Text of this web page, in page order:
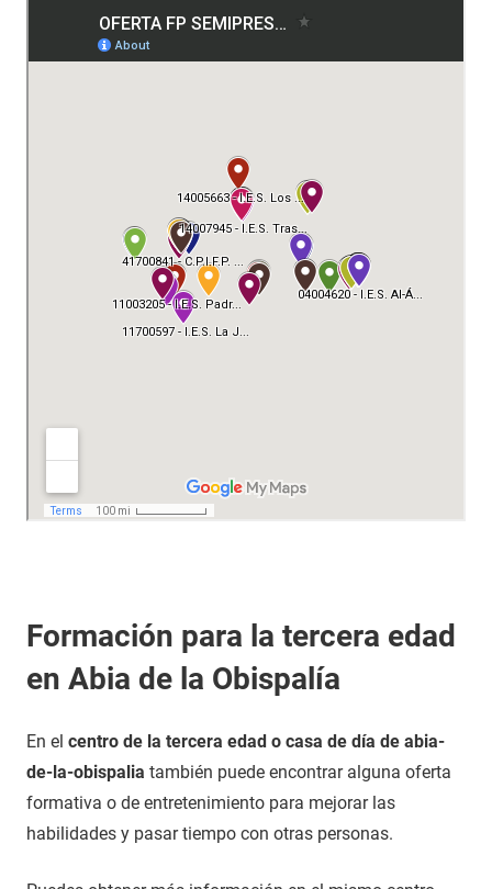
Formación para la tercera edad
en Abia de la Obispalía
En el centro de la tercera edad o casa de día de abia-
de-la-obispalia también puede encontrar alguna oferta
formativa o de entretenimiento para mejorar las
habilidades y pasar tiempo con otras personas.